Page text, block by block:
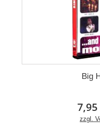
Big
7,95
zzgl.